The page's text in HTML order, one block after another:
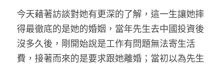
今天藉著訪談對她有更深的了解，這一生讓她摔
得最徹底的是她的婚姻，當年先生去中國投資後
沒多久後，剛開始說是工作有問題無法寄生活
費，接著而來的是要求跟她離婚；當初以為先生